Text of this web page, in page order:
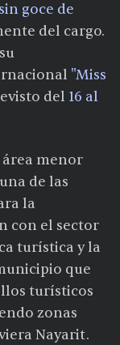
goce de
del cargo.
"Miss
del 16 al
área menor
de las
la
con el sector
turística y la
que
turísticos
zonas
Nayarit.